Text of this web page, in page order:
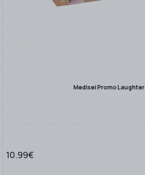
Medisei Promo Laughter
10.99€